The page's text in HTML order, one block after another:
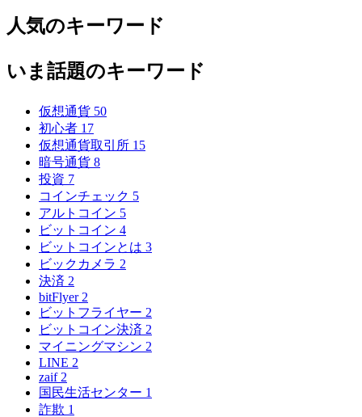
人気のキーワード
いま話題のキーワード
仮想通貨 50
初心者 17
仮想通貨取引所 15
暗号通貨 8
投資 7
コインチェック 5
アルトコイン 5
ビットコイン 4
ビットコインとは 3
ビックカメラ 2
決済 2
bitFlyer 2
ビットフライヤー 2
ビットコイン決済 2
マイニングマシン 2
LINE 2
zaif 2
国民生活センター 1
詐欺 1